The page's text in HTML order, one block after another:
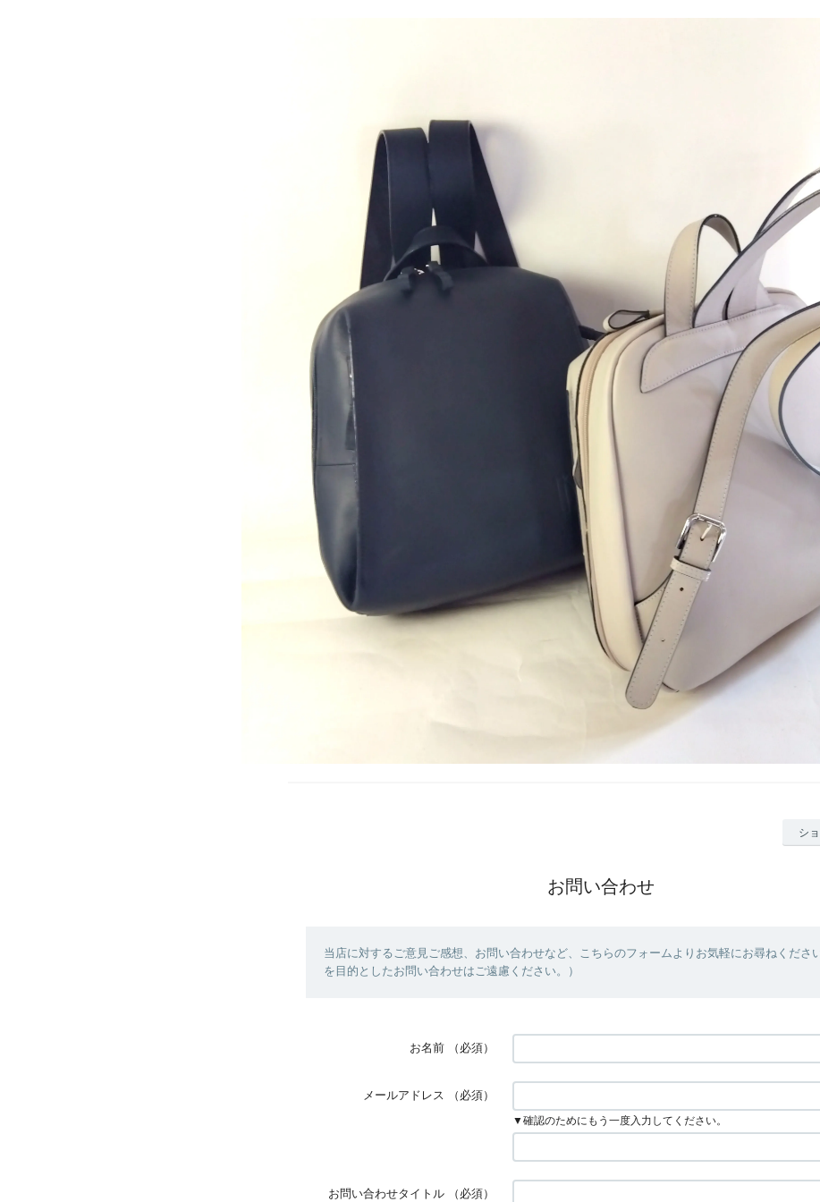
シ
お問い合わせ
当店に対するご意見ご感想、お問い合わせなど、こちらのフォームよりお気軽にお尋ねくださ
を目的としたお問い合わせはご遠慮ください。）
お名前 （必須）
メールアドレス （必須）
▼確認のためにもう一度入力してください。
お問い合わせタイトル （必須）